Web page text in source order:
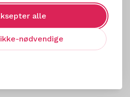
alle
nødvendige